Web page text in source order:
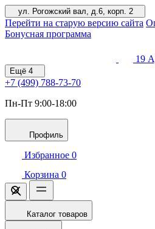
ул. Рогожский вал, д.6, корп. 2
Перейти на старую версию сайта
Бонусная программа
19
Ещё 4
+7 (499) 788-73-70
Пн-Пт 9:00-18:00
Профиль
Избранное 0
Корзина 0
Каталог товаров